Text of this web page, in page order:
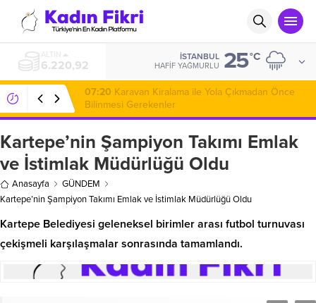
6.220,92
İSTANBUL
HAFIF YAĞMURLU 25°C
07:20 Karavan Kiralama ile Yola Çıkmadan Önce
Bilinmesi Gerekenler
Kartepe’nin Şampiyon Takımı Emlak
ve İstimlak Müdürlüğü Oldu
Anasayfa
GÜNDEM
Kartepe’nin Şampiyon Takımı Emlak ve İstimlak Müdürlüğü Oldu
Kartepe Belediyesi geleneksel birimler arası futbol turnuvası
çekişmeli karşılaşmalar sonrasında tamamlandı.